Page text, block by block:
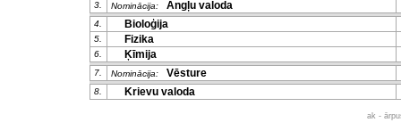
3. Nominācija: Angļu valoda
4. Bioloģija
5. Fizika
6. Ķīmija
7. Nominācija: Vēsture
8. Krievu valoda
ak -